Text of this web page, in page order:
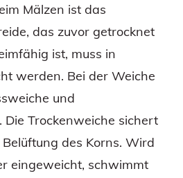
Mälzen ist das
das zuvor getrocknet
ist, muss in
werden. Bei der Weiche
und
Die Trockenweiche sichert
des Korns. Wird
eingeweicht, schwimmt